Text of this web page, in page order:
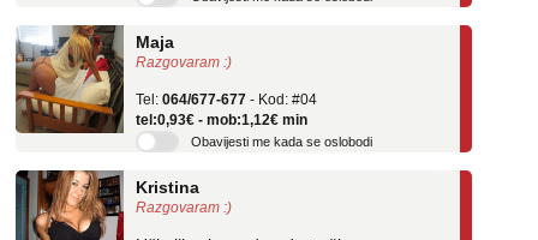
Razgovaram :)
tel:0,93€ - mob:1,12€ min
Obavijesti me kada se oslobodi
Razgovaram :)